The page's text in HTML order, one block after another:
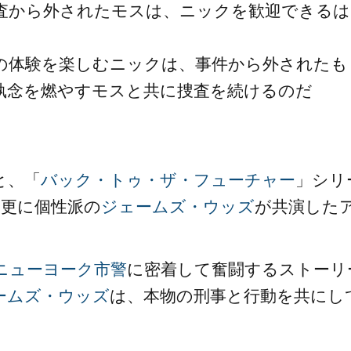
ら外されたモスは、ニックを歓迎できるは
験を楽しむニックは、事件から外されたも
を燃やすモスと共に捜査を続けるのだ
、「 バック・トゥ・ザ・フューチャー 」シリ
に個性派のジェームズ・ウッズが共演した
ューヨーク市警に密着して奮闘するストーリ
ムズ・ウッズは、本物の刑事と行動を共にし